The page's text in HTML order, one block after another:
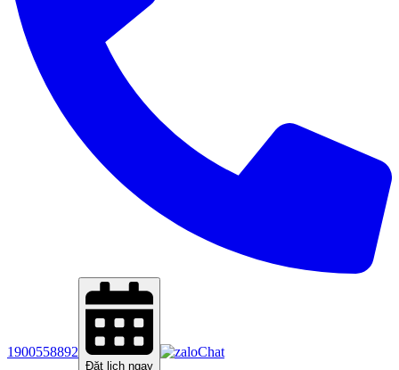
1900558892
Đặt lịch ngay
Chat